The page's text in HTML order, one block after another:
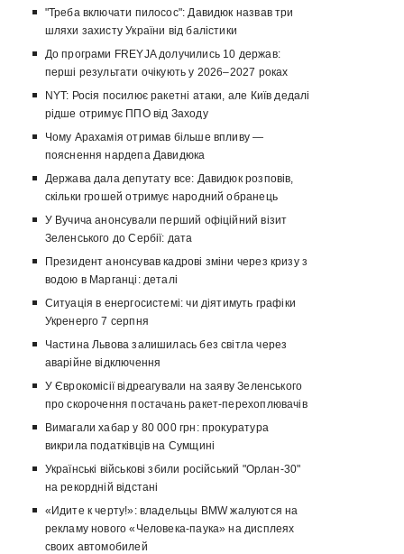
"Треба включати пилосос": Давидюк назвав три
шляхи захисту України від балістики
До програми FREYJA долучились 10 держав:
перші результати очікують у 2026–2027 роках
NYT: Росія посилює ракетні атаки, але Київ дедалі
рідше отримує ППО від Заходу
Чому Арахамія отримав більше впливу —
пояснення нардепа Давидюка
Держава дала депутату все: Давидюк розповів,
скільки грошей отримує народний обранець
У Вучича анонсували перший офіційний візит
Зеленського до Сербії: дата
Президент анонсував кадрові зміни через кризу з
водою в Марганці: деталі
Ситуація в енергосистемі: чи діятимуть графіки
Укренерго 7 серпня
Частина Львова залишилась без світла через
аварійне відключення
У Єврокомісії відреагували на заяву Зеленського
про скорочення постачань ракет-перехоплювачів
Вимагали хабар у 80 000 грн: прокуратура
викрила податківців на Сумщині
Українські військові збили російський "Орлан-30"
на рекордній відстані
«Идите к черту!»: владельцы BMW жалуются на
рекламу нового «Человека-паука» на дисплеях
своих автомобилей